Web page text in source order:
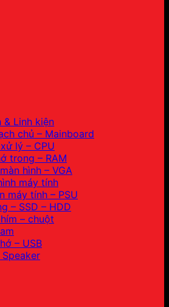
& Linh kiện
chủ – Mainboard
lý – CPU
trong – RAM
hình – VGA
máy tính
máy tính – PSU
– SSD – HDD
– chuột
– USB
Speaker